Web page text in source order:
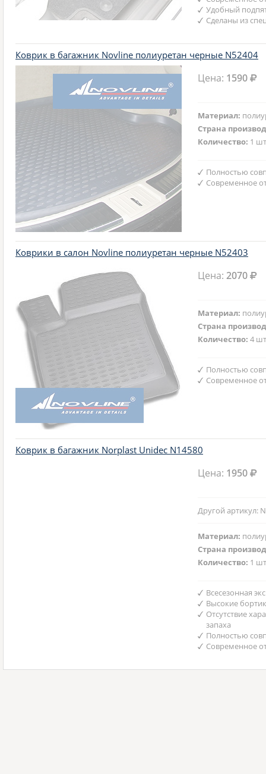
Удобный
Сделаны из
Коврик в багажник Novline полиуретан черные N52404
Цена: 1590
Материал:
Страна
Количество: 1
Полностью
Современное
Коврики в салон Novline полиуретан черные N52403
Цена:2070
Материал:
Страна
Количество:4
Полностью
Современное
Коврик в багажник Norplast Unidec N14580
Цена: 1950
Другой артикул:
Материал:
Страна
Количество: 1
Всесезонная
Высокие
Отсутствие
запаха
Полностью
Современное